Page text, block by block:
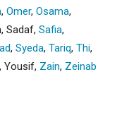
, Omer, Osama,
, Sadaf, Safia,
, Syeda, Tariq, Thi,
, Yousif, Zain, Zeinab